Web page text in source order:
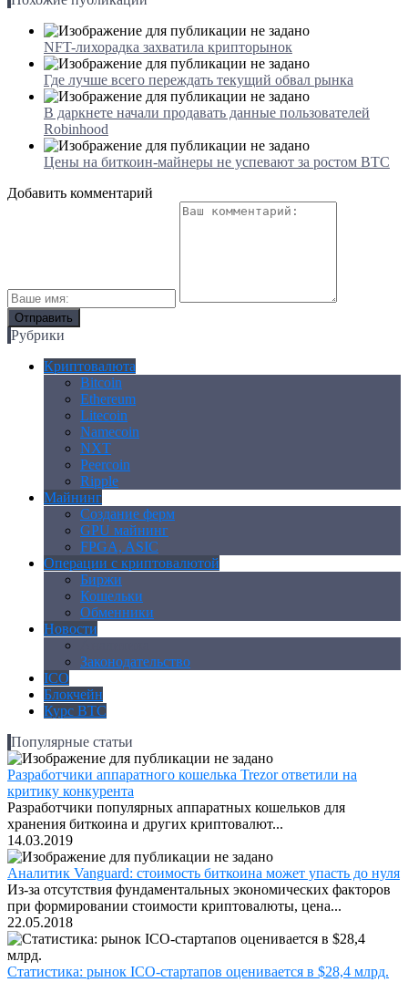
NFT-лихорадка захватила крипторынок
Где лучше всего переждать текущий обвал рынка
В даркнете начали продавать данные пользователей
Robinhood
Цены на биткоин-майнеры не успевают за ростом BTC
Добавить комментарий
Рубрики
Криптовалюта
Bitcoin
Ethereum
Litecoin
Namecoin
NXT
Peercoin
Ripple
Майнинг
Создание ферм
GPU майнинг
FPGA, ASIC
Операции с криптовалютой
Биржи
Кошельки
Обменники
Новости
Законодательство
ICO
Блокчейн
Курс BTC
Популярные статьи
Разработчики аппаратного кошелька Trezor ответили на
критику конкурента
Разработчики популярных аппаратных кошельков для
хранения биткоина и других криптовалют...
14.03.2019
Аналитик Vanguard: стоимость биткоина может упасть до нуля
Из-за отсутствия фундаментальных экономических факторов
при формировании стоимости криптовалюты, цена...
22.05.2018
Статистика: рынок ICO-стартапов оценивается в $28,4 млрд.